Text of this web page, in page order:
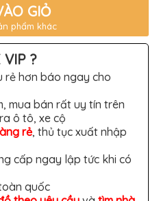
GIỎ
phẩm khác
?
rẻ hơn báo ngay cho
mua bán rất uy tín trên
ô tô, xe cộ
rẻ, thủ tục xuất nhập
cấp ngay lập tức khi có
quốc